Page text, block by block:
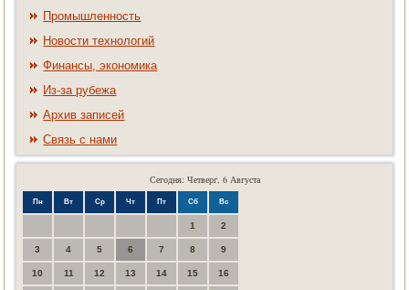
Промышленность
Новости технологий
Финансы, экономика
Из-за рубежа
Архив записей
Связь с нами
Сегодня: Четверг, 6 Августа
Пн Вт Ср Чт Пт Сб Вс
1 2
3 4 5 6 7 8 9
10 11 12 13 14 15 16